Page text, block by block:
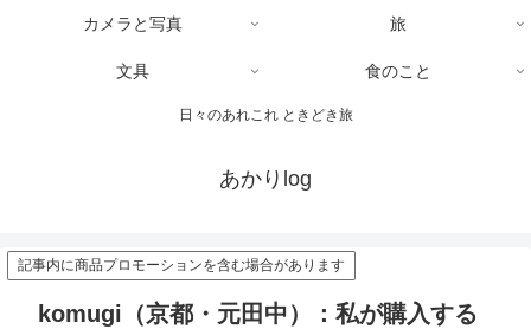
日々のあれこれ ときどき旅
あかりlog
カメラと写真 旅
文具 食のこと
記事内に商品プロモーションを含む場合があります
komugi（京都・元田中）：私が購入する